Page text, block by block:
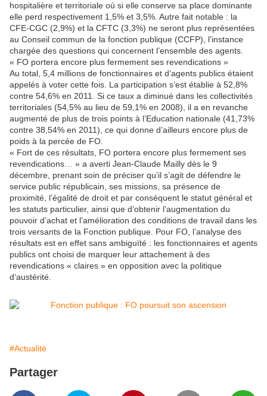
hospitalière et territoriale où si elle conserve sa place dominante
elle perd respectivement 1,5% et 3,5%. Autre fait notable : la
CFE-CGC (2,9%) et la CFTC (3,3%) ne seront plus représentées
au Conseil commun de la fonction publique (CCFP), l’instance
chargée des questions qui concernent l’ensemble des agents.
« FO portera encore plus fermement ses revendications »
Au total, 5,4 millions de fonctionnaires et d’agents publics étaient
appelés à voter cette fois. La participation s’est établie à 52,8%
contre 54,6% en 2011. Si ce taux a diminué dans les collectivités
territoriales (54,5% au lieu de 59,1% en 2008), il a en revanche
augmenté de plus de trois points à l’Education nationale (41,73%
contre 38,54% en 2011), ce qui donne d’ailleurs encore plus de
poids à la percée de FO.
« Fort de ces résultats, FO portera encore plus fermement ses
revendications… » a averti Jean-Claude Mailly dès le 9
décembre, prenant soin de préciser qu’il s’agit de défendre le
service public républicain, ses missions, sa présence de
proximité, l’égalité de droit et par conséquent le statut général et
les statuts particulier, ainsi que d’obtenir l’augmentation du
pouvoir d’achat et l’amélioration des conditions de travail dans les
trois versants de la Fonction publique. Pour FO, l’analyse des
résultats est en effet sans ambiguïté : les fonctionnaires et agents
publics ont choisi de marquer leur attachement à des
revendications « claires » en opposition avec la politique
d’austérité.
#Actualité
Partager